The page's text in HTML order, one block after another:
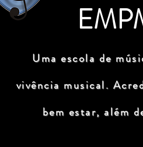
Uma escola de
vivência musical.
bem estar, além